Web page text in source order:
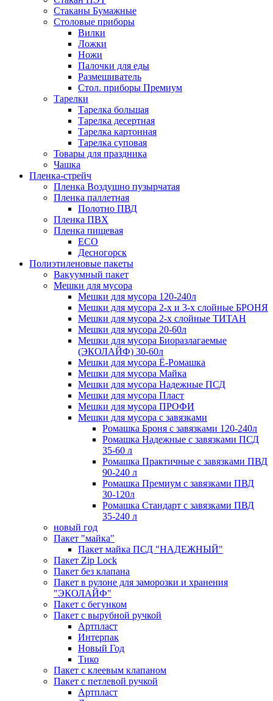
Стаканы Бумажные
Столовые приборы
Вилки
Ложки
Ножи
Палочки для еды
Размешиватель
Стол. приборы Премиум
Тарелки
Тарелка большая
Тарелка десертная
Тарелка картонная
Тарелка суповая
Товары для праздника
Чашка
Пленка-стрейч
Пленка Воздушно пузырчатая
Пленка паллетная
Полотно ПВД
Пленка ПВХ
Пленка пищевая
ECO
Десногорск
Полиэтиленовые пакеты
Вакуумный пакет
Мешки для мусора
Мешки для мусора 120-240л
Мешки для мусора 2-х и 3-х слойные БРОНЯ
Мешки для мусора 2-х слойные ТИТАН
Мешки для мусора 20-60л
Мешки для мусора Биоразлагаемые
(ЭКОЛАЙФ) 30-60л
Мешки для мусора Ё-Ромашка
Мешки для мусора Майка
Мешки для мусора Надежные ПСД
Мешки для мусора Пласт
Мешки для мусора ПРОФИ
Мешки для мусора с завязками
Ромашка Броня с завязками 120-240л
Ромашка Надежные с завязками ПСД
35-60 л
Ромашка Практичные с завязками ПВД
90-240 л
Ромашка Премиум с завязками ПВД
30-120л
Ромашка Стандарт с завязками ПВД
35-240 л
новый год
Пакет "майка"
Пакет майка ПСД "НАДЕЖНЫЙ"
Пакет Zip Lock
Пакет без клапана
Пакет в рулоне для заморозки и хранения
"ЭКОЛАЙФ"
Пакет с бегунком
Пакет с вырубной ручкой
Артпласт
Интерпак
Новый Год
Тико
Пакет с клеевым клапаном
Пакет с петлевой ручкой
Артпласт